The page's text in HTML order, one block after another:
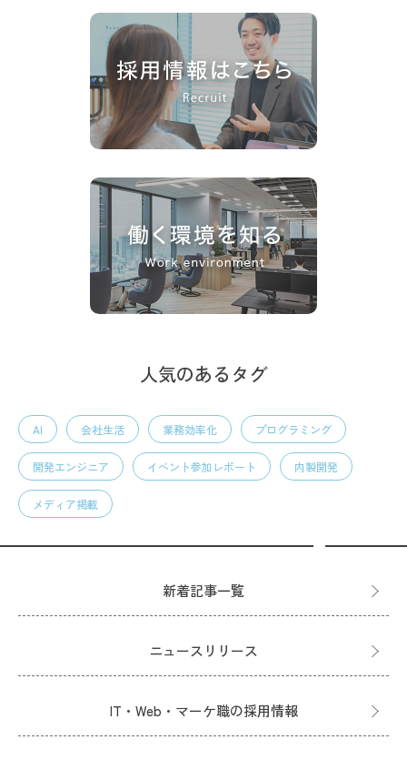
人気のあるタグ
AI 会社生活 業務効率化 プログラミング
開発エンジニア イベント参加レポート 内製開発
メディア掲載
新着記事一覧
ニュースリリース
IT・Web・マーケ職の採用情報